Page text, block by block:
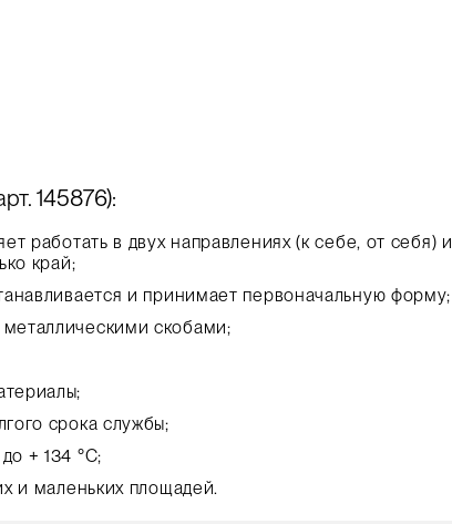
145876):
работать в двух направлениях (к себе, от себя) и
край;
и принимает первоначальную форму;
скобами;
срока службы;
+ 134 °C;
и маленьких площадей.